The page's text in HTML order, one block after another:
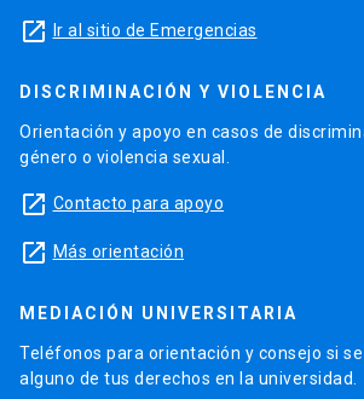
launch Ir al sitio de Emergencias
DISCRIMINACIÓN Y VIOLENCIA
Orientación y apoyo en casos de
género o violencia sexual.
launch Contacto para apoyo
launch Más orientación
MEDIACIÓN UNIVERSITARIA
Teléfonos para orientación y consejo si
alguno de tus derechos en la universidad.